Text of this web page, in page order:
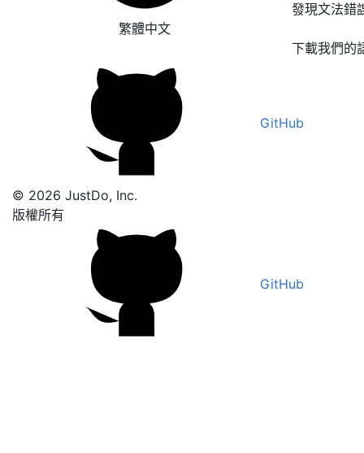
繁體中文
發現文法錯
下載我們的
GitHub
© 2026 JustDo, Inc.
版權所有
GitHub